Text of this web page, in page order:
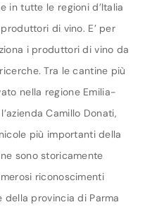
in tutte le regioni d’Italia
di vino. E’ per
i produttori di vino da
Tra le cantine più
nella regione Emilia-
Camillo Donati,
più importanti della
sono storicamente
riconoscimenti
provincia di Parma